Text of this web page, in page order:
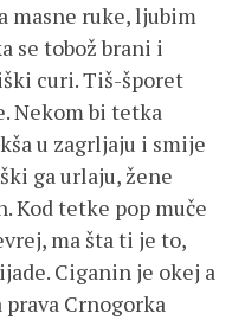
masne ruke, ljubim
se tobož brani i
curi. Tiš-šporet
Nekom bi tetka
u zagrljaju i smije
ga urlaju, žene
Kod tetke pop muče
ma šta ti je to,
Ciganin je okej a
Crnogorka